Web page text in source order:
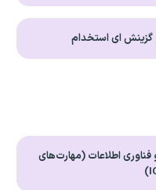
گزینش ای استخدام
اطلاعات (مهارت‌های